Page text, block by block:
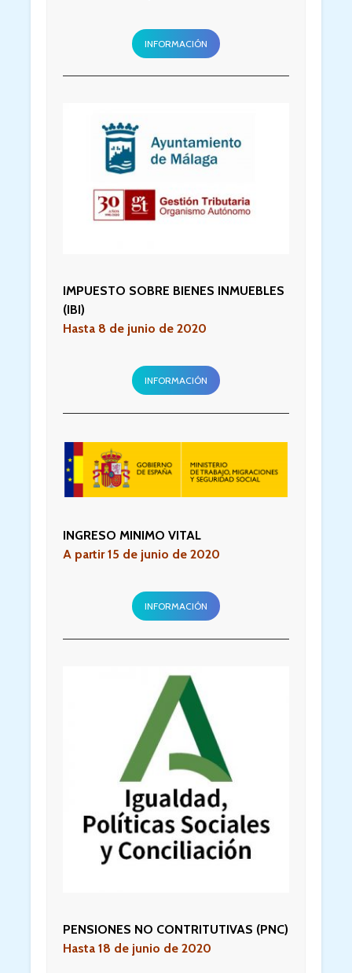
INFORMACIÓN
IMPUESTO SOBRE BIENES INMUEBLES
(IBI)
Hasta 8 de junio de 2020
INFORMACIÓN
INGRESO MINIMO VITAL
A partir 15 de junio de 2020
INFORMACIÓN
PENSIONES NO CONTRITUTIVAS (PNC)
Hasta 18 de junio de 2020